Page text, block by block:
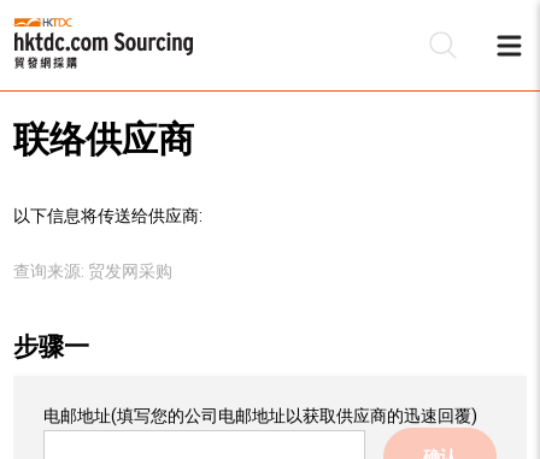
联络供应商
以下信息将传送给供应商:
查询来源: 贸发网采购
步骤一
电邮地址(填写您的公司电邮地址以获取供应商的迅速回覆)